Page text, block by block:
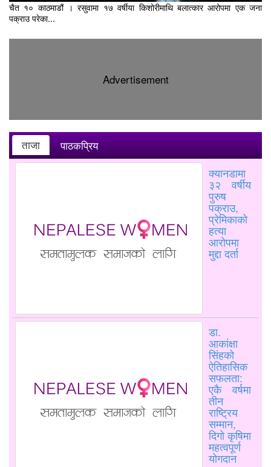
चैत १० काठमाडौं । रसुवामा १७ वर्षीया किशोरीमाथि बलात्कार आरोपमा एक जना
पक्राउ परेका...
Advertisement
ताजा पाठकप्रिय
क्यानडामा
३२ वर्षीय
पुरुष
पक्राउ,
प्रेमिकाको
हत्या
आरोपमा
मुद्दा दर्ता
डा.
आकांक्षा
सिंहको
ऐतिहासिक
सफलता:
एकै वर्षमा
तीन
राष्ट्रिय
सम्मान,
दिगो कृषिमा
महत्वपूर्ण
योगदान